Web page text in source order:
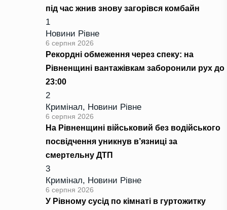
під час жнив знову загорівся комбайн
1
Новини Рівне
6 серпня 2026
Рекордні обмеження через спеку: на
Рівненщині вантажівкам заборонили рух до
23:00
2
Кримінал, Новини Рівне
6 серпня 2026
На Рівненщині військовий без водійського
посвідчення уникнув в’язниці за
смертельну ДТП
3
Кримінал, Новини Рівне
6 серпня 2026
У Рівному сусід по кімнаті в гуртожитку